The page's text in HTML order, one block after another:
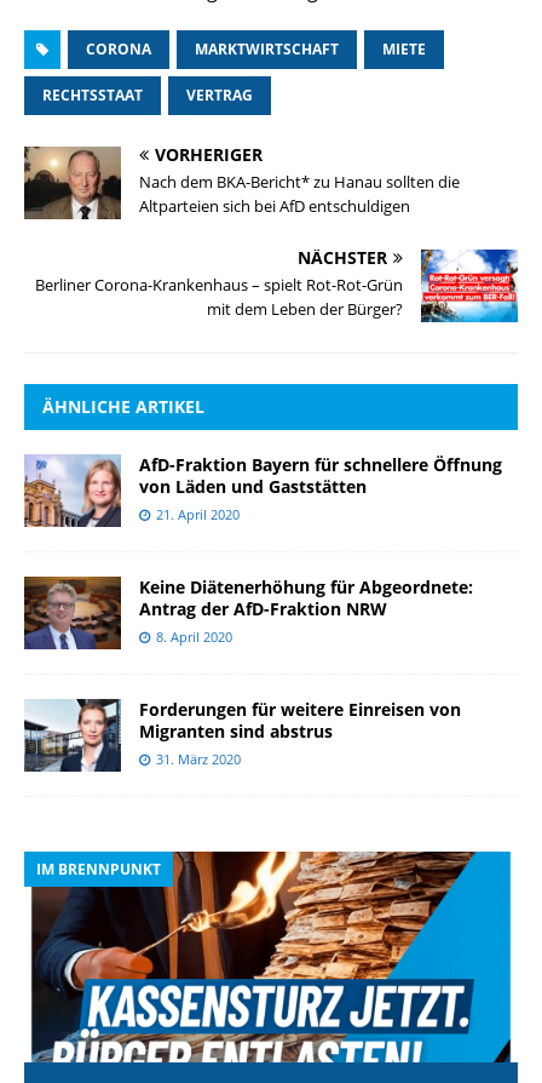
CORONA MARKTWIRTSCHAFT MIETE
RECHTSSTAAT VERTRAG
VORHERIGER
Nach dem BKA-Bericht* zu Hanau sollten die
Altparteien sich bei AfD entschuldigen
NÄCHSTER
Berliner Corona-Krankenhaus – spielt Rot-Rot-Grün
mit dem Leben der Bürger?
ÄHNLICHE ARTIKEL
AfD-Fraktion Bayern für schnellere Öffnung
von Läden und Gaststätten
21. April 2020
Keine Diätenerhöhung für Abgeordnete:
Antrag der AfD-Fraktion NRW
8. April 2020
Forderungen für weitere Einreisen von
Migranten sind abstrus
31. März 2020
IM BRENNPUNKT